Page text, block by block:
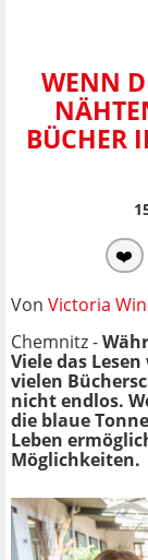
WENN
BÜCHER
❤️
Von Victoria
Chemnitz -
Viele das
vielen
nicht endlos.
die blaue
Leben
Möglichkeiten.